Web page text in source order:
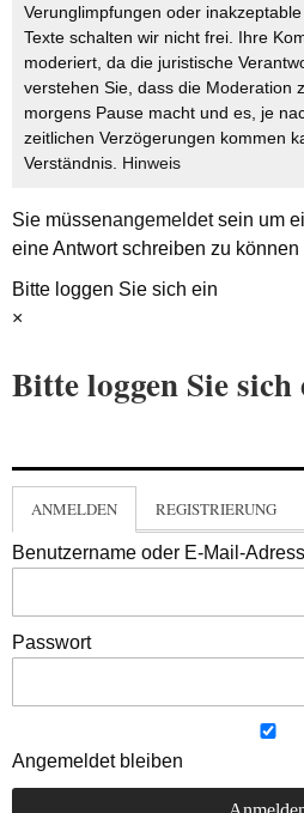
Verunglimpfungen oder
Texte schalten wir nicht frei. Ihre
moderiert, da die juristische
verstehen Sie, dass die Moderation
morgens Pause macht und es, je
zeitlichen Verzögerungen kommen
Verständnis. Hinweis
Sie müssenangemeldetsein um
eine Antwort schreiben zu können
Bitte loggen Sie sich ein
×
Bitte loggen Sie sich
ANMELDEN REGISTRIERUNG
Benutzername oder E-Mail-
Passwort
Angemeldet bleiben